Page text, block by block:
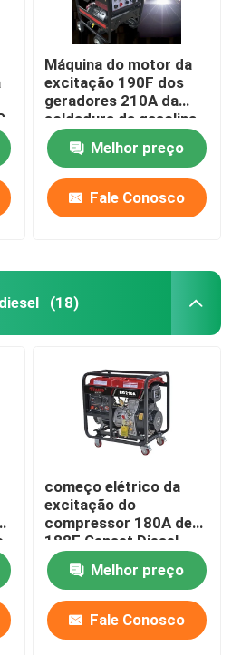
Máquina do motor da
excitação 190F dos
geradores 210A da
soldadura da gasolina
da frequência média
Melhor preço
Fale Conosco
(18)
começo elétrico da
excitação do
compressor 180A de
188F Genset Diesel
Welder Generator
Melhor preço
Fale Conosco